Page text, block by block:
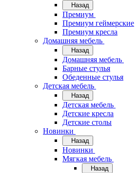
Назад
Премиум
Премиум геймерские
Премиум кресла
Домашняя мебель
Назад
Домашняя мебель
Барные стулья
Обеденные стулья
Детская мебель
Назад
Детская мебель
Детские кресла
Детские столы
Новинки
Назад
Новинки
Мягкая мебель
Назад